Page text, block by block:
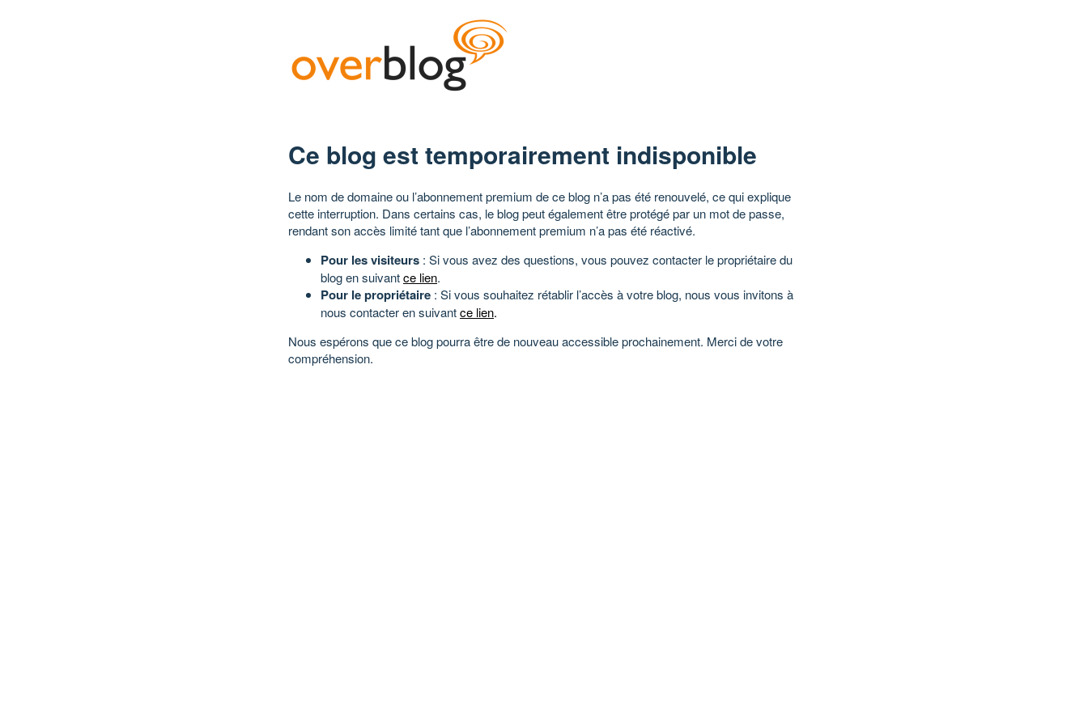
Ce blog est temporairement indisponible
Le nom de domaine ou l’abonnement premium de ce blog n’a pas été renouvelé, ce qui explique
cette interruption. Dans certains cas, le blog peut également être protégé par un mot de passe,
rendant son accès limité tant que l’abonnement premium n’a pas été réactivé.
Pour les visiteurs : Si vous avez des questions, vous pouvez contacter le propriétaire du
blog en suivantce lien.
Pour le propriétaire : Si vous souhaitez rétablir l’accès à votre blog, nous vous invitons à
nous contacter en suivantce lien.
Nous espérons que ce blog pourra être de nouveau accessible prochainement. Merci de votre
compréhension.